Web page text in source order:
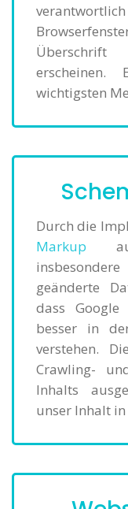
Überschrift
wichtigsten
Durch die
Markup auf
geänderte
dass Google
besser in
verstehen.
Crawling-
Inhalts
unser Inhalt in